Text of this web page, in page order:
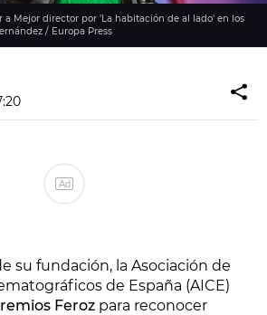
a Mejor director por 'La habitación de al lado' en los
/ Europa Press
Ad
su fundación, la Asociación de
de España (AICE)
Feroz para reconocer